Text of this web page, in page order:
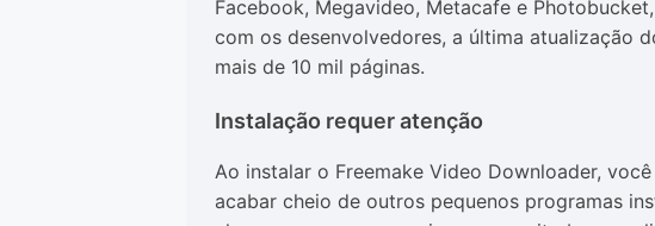
Facebook, Megavideo, Metacafe e
com os desenvolvedores, a última atualização
mais de 10 mil páginas.
Instalação requer atenção
Ao instalar o Freemake Video Downloader,
acabar cheio de outros pequenos programas